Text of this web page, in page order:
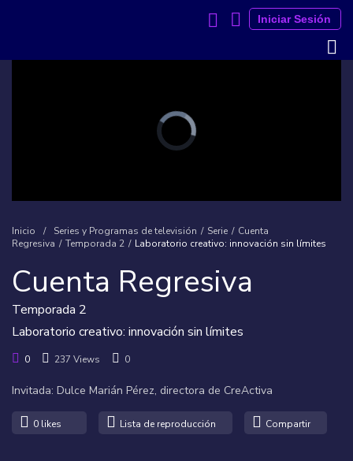
Iniciar Sesión
Inicio / Series y Programas de televisión / Serie / Cuenta
Regresiva / Temporada 2 / Laboratorio creativo: innovación sin límites
Cuenta Regresiva
Temporada 2
Laboratorio creativo: innovación sin límites
0 237 Views 0
Invitada: Dulce Marián Pérez, directora de CreActiva
0 likes Lista de reproducción Compartir